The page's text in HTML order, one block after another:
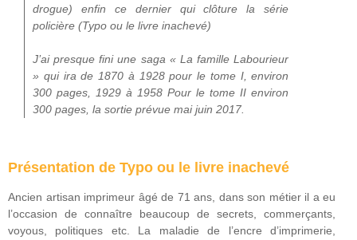
drogue) enfin ce dernier qui clôture la série
policière (Typo ou le livre inachevé)
J’ai presque fini une saga « La famille Labourieur
» qui ira de 1870 à 1928 pour le tome I, environ
300 pages, 1929 à 1958 Pour le tome II environ
300 pages, la sortie prévue mai juin 2017.
Présentation de Typo ou le livre inachevé
Ancien artisan imprimeur âgé de 71 ans, dans son métier il a eu
l’occasion de connaître beaucoup de secrets, commerçants,
voyous, politiques etc. La maladie de l’encre d’imprimerie,